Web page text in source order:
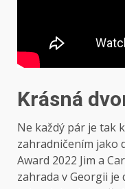
Krásná
Ne každý pár je tak
zahradničením jako
Award 2022 Jim a
zahrada v Georgii